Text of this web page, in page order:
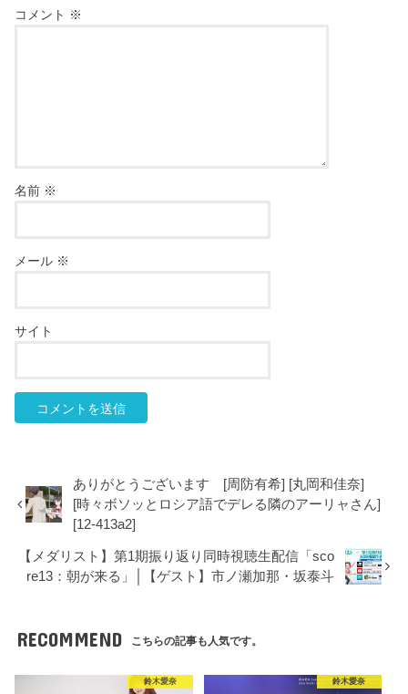
コメント ※
名前 ※
メール ※
サイト
ありがとうございます [周防有希] [丸岡和佳奈]
[時々ボソッとロシア語でデレる隣のアーリャさん]
[12-413a2]
【メダリスト】第1期振り返り同時視聴生配信「sco
re13：朝が来る」│【ゲスト】市ノ瀬加那・坂泰斗
RECOMMEND こちらの記事も人気です。
鈴木愛奈 鈴木愛奈